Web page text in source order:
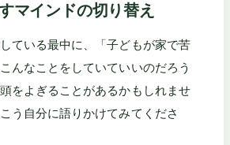
マインドの切り替え
ている最中に、「子どもが家で苦
んなことをしていていいのだろう
をよぎることがあるかもしれませ
う自分に語りかけてみてくださ